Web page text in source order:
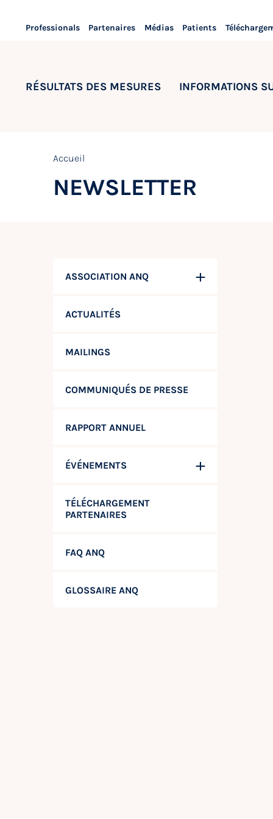
Professionals Partenaires Médias Patients
RÉSULTATS DES MESURES INFORMATIONS
Accueil
NEWSLETTER
ASSOCIATION ANQ
ACTUALITÉS
MAILINGS
COMMUNIQUÉS DE PRESSE
RAPPORT ANNUEL
ÉVÉNEMENTS
TÉLÉCHARGEMENT
PARTENAIRES
FAQ ANQ
GLOSSAIRE ANQ